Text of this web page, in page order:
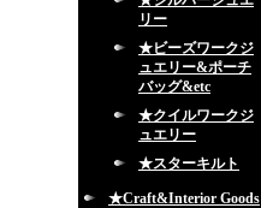
リー
★ビーズワークジ
ュエリー&ポーチ
バッグ&etc
★クイルワークジ
ュエリー
★スターキルト
★Craft&Interior Goods